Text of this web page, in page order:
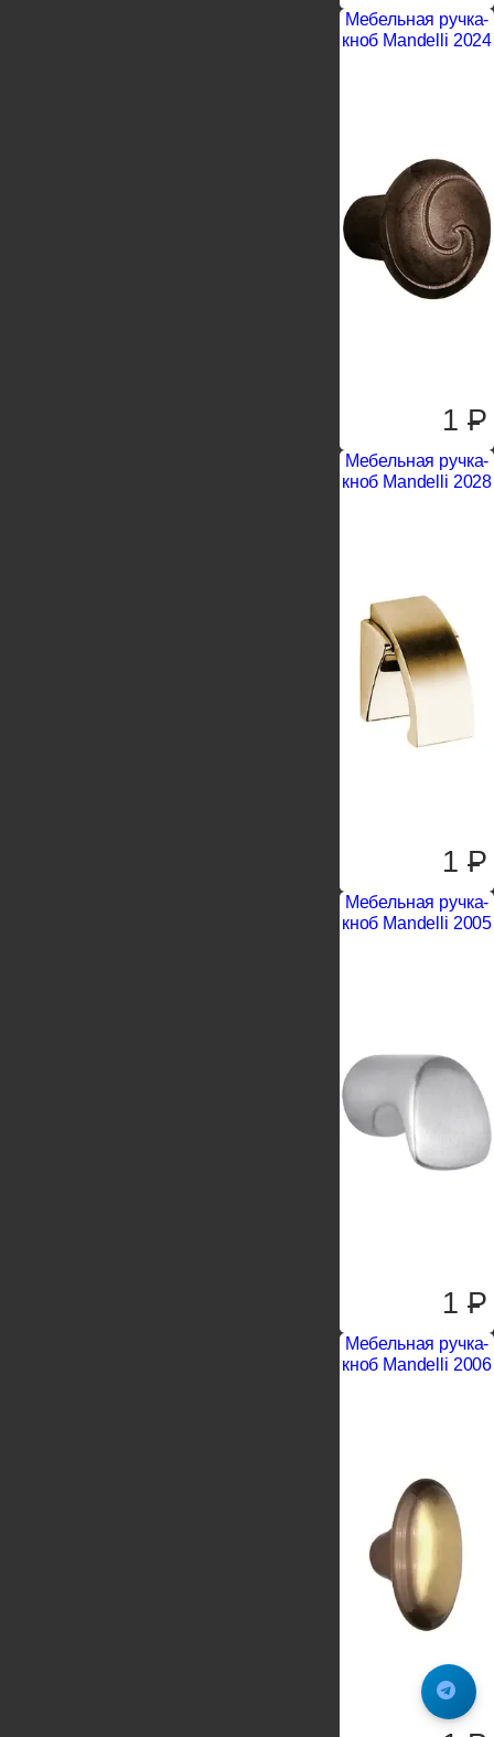
Мебельная ручка-
кноб Mandelli 2024
1P
Мебельная ручка-
кноб Mandelli 2028
1P
Мебельная ручка-
кноб Mandelli 2005
1P
Мебельная ручка-
кноб Mandelli 2006